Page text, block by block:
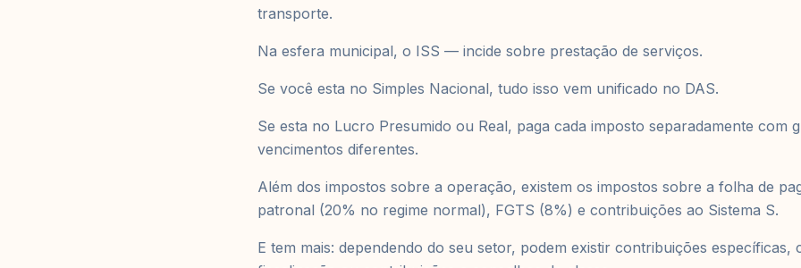
transporte.
Na esfera municipal, o ISS — incide sobre prestação de serviços.
Se você esta no Simples Nacional, tudo isso vem unificado no DAS.
Se esta no Lucro Presumido ou Real, paga cada imposto separadamente com
vencimentos diferentes.
Além dos impostos sobre a operação, existem os impostos sobre a folha de
patronal (20% no regime normal), FGTS (8%) e contribuições ao Sistema S.
E tem mais: dependendo do seu setor, podem existir contribuições específicas,